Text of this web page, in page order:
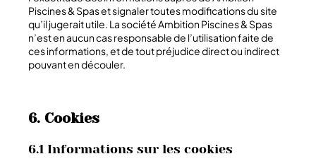
Piscines & Spas et signaler toutes modifications du site
qu’il jugerait utile. La sociétéAmbition Piscines & Spas
n’est en aucun cas responsable de l’utilisation faite de
ces informations, et de tout préjudice direct ou indirect
pouvant en découler.
6. Cookies
6.1 Informations sur les cookies